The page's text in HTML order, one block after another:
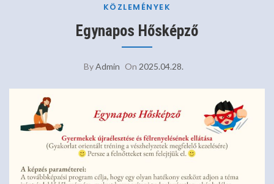
Iskola
KÖZLEMÉNYEK
Egynapos Hősképző
ByAdmin On 2025.04.28.